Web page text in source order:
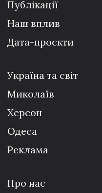
Публікації
Наш вплив
Дата-проєкти
Україна та світ
Миколаїв
Херсон
Одеса
Реклама
Про нас